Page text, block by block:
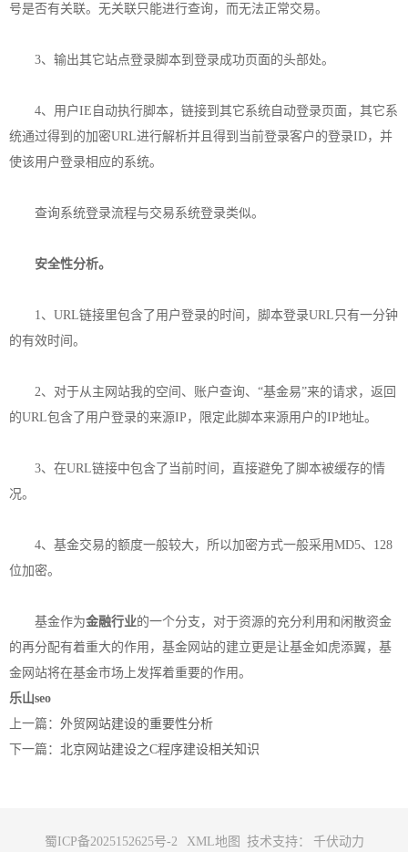
号是否有关联。无关联只能进行查询，而无法正常交易。
3、输出其它站点登录脚本到登录成功页面的头部处。
4、用户IE自动执行脚本，链接到其它系统自动登录页面，其它系
统通过得到的加密URL进行解析并且得到当前登录客户的登录ID，并
使该用户登录相应的系统。
查询系统登录流程与交易系统登录类似。
安全性分析。
1、URL链接里包含了用户登录的时间，脚本登录URL只有一分钟
的有效时间。
2、对于从主网站我的空间、账户查询、“基金易”来的请求，返回
的URL包含了用户登录的来源IP，限定此脚本来源用户的IP地址。
3、在URL链接中包含了当前时间，直接避免了脚本被缓存的情
况。
4、基金交易的额度一般较大，所以加密方式一般采用MD5、128
位加密。
基金作为金融行业的一个分支，对于资源的充分利用和闲散资金
的再分配有着重大的作用，基金网站的建立更是让基金如虎添翼，基
金网站将在基金市场上发挥着重要的作用。
乐山seo
上一篇： 外贸网站建设的重要性分析
下一篇： 北京网站建设之C程序建设相关知识
蜀ICP备2025152625号-2 XML地图 技术支持： 千伏动力